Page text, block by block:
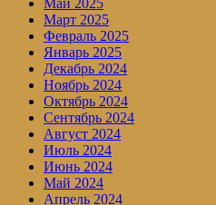
Май 2025
Март 2025
Февраль 2025
Январь 2025
Декабрь 2024
Ноябрь 2024
Октябрь 2024
Сентябрь 2024
Август 2024
Июль 2024
Июнь 2024
Май 2024
Апрель 2024